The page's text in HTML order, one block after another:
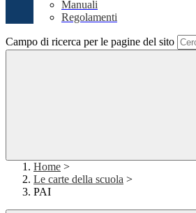
Manuali
Regolamenti
Campo di ricerca per le pagine del sito
Home >
Le carte della scuola >
PAI